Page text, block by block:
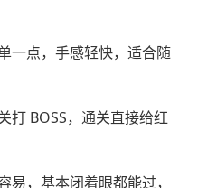
一点，手感轻快，适合随
打 BOSS，通关直接给红
，基本闭着眼都能过，